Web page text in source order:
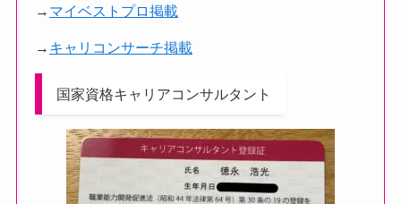
→ マイベストプロ掲載
→ キャリコンサーチ掲載
国家資格キャリアコンサルタント